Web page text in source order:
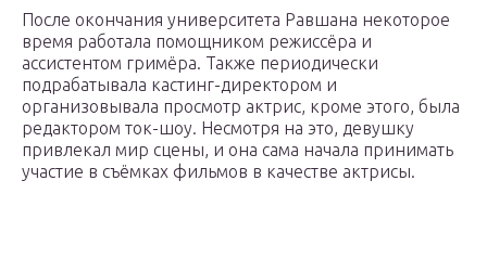
После окончания университета Равшана некоторое
время работала помощником режиссёра и
ассистентом гримёра. Также периодически
подрабатывала кастинг-директором и
организовывала просмотр актрис, кроме этого, была
редактором ток-шоу. Несмотря на это, девушку
привлекал мир сцены, и она сама начала принимать
участие в съёмках фильмов в качестве актрисы.